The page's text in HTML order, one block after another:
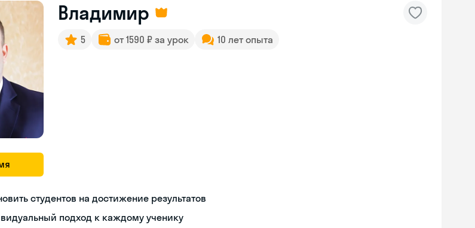
Владимир
5 от 1590 ₽ за урок 10 лет опыта
студентов на достижение результатов
подход к каждому ученику